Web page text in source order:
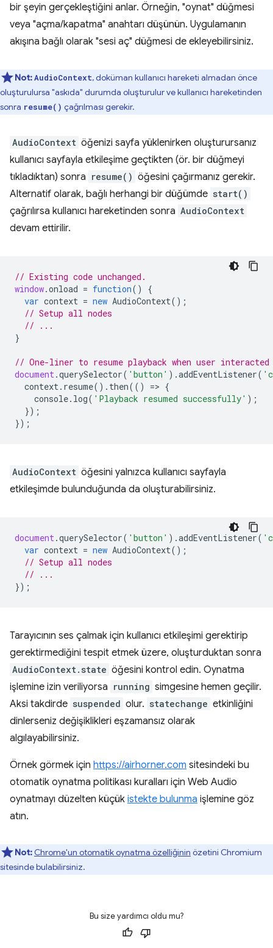
bir şeyin gerçekleştiğini anlar. Örneğin, "oynat" düğmesi
veya "açma/kapatma" anahtarı düşünün. Uygulamanın
akışına bağlı olarak "sesi aç" düğmesi de ekleyebilirsiniz.
Not:AudioContext, doküman kullanıcı hareketi almadan önce
oluşturulursa "askıda" durumda oluşturulur ve kullanıcı hareketinden
sonra resume() çağrılması gerekir.
AudioContext öğenizi sayfa yüklenirken oluşturursanız
kullanıcı sayfayla etkileşime geçtikten (ör. bir düğmeyi
tıkladıktan) sonra resume() öğesini çağırmanız gerekir.
Alternatif olarak, bağlı herhangi bir düğümde start()
çağrılırsa kullanıcı hareketinden sonra AudioContext
devam ettirilir.
// Existing code unchanged.
window.onload = function()
{
var context = new AudioContext();
// Setup all nodes
// ...
}
// One-liner to resume playback when user
document .querySelector( 'button' ).addEventListener(
context . resume(). then(() => {
console. log( 'Playback resumed successfully' );
});
});
AudioContext öğesini yalnızca kullanıcı sayfayla
etkileşimde bulunduğunda da oluşturabilirsiniz.
document .querySelector( 'button' ).addEventListener(
var context = new AudioContext();
// Setup all nodes
// ...
});
Tarayıcının ses çalmak için kullanıcı etkileşimi gerektirip
gerektirmediğini tespit etmek üzere, oluşturduktan sonra
AudioContext.state öğesini kontrol edin. Oynatma
işlemine izin veriliyorsa running simgesine hemen geçilir.
Aksi takdirde suspended olur. statechange etkinliğini
dinlerseniz değişiklikleri eşzamansız olarak
algılayabilirsiniz.
Örnek görmek için https://airhorner.com sitesindeki bu
otomatik oynatma politikası kuralları için Web Audio
oynatmayı düzelten küçük istekte bulunma işlemine göz
atın.
Not: Chrome'un otomatik oynatma özelliğinin özetini Chromium
sitesinde bulabilirsiniz.
Bu size yardımcı oldu mu?